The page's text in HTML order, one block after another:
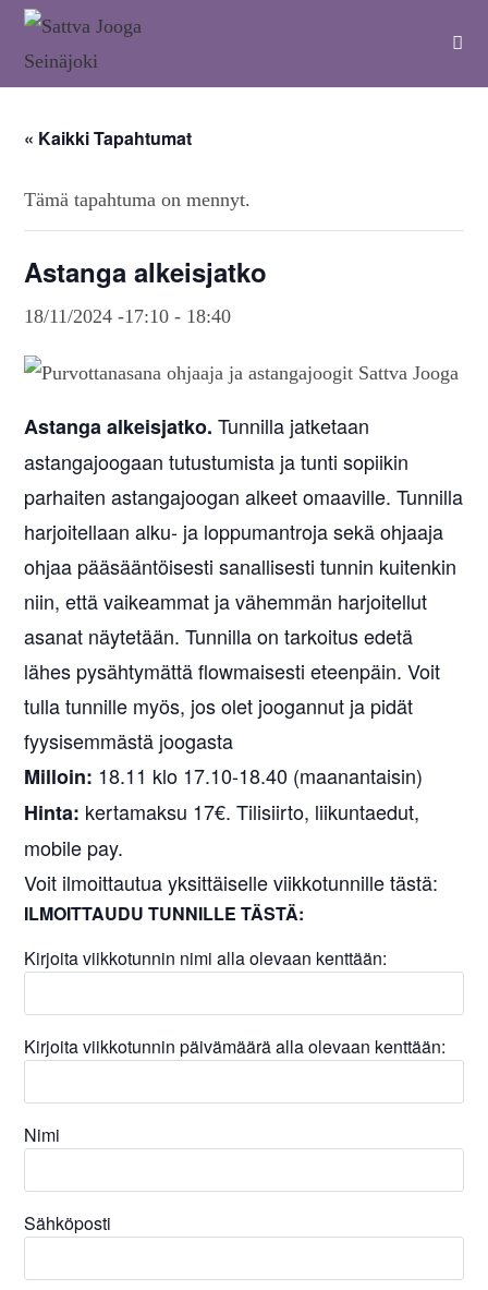
« Kaikki Tapahtumat
Tämä tapahtuma on mennyt.
Astanga alkeisjatko
18/11/2024 -17:10 - 18:40
Astanga alkeisjatko.Tunnilla jatketaan
astangajoogaan tutustumista ja tunti sopiikin
parhaiten astangajoogan alkeet omaaville. Tunnilla
harjoitellaan alku- ja loppumantroja sekä ohjaaja
ohjaa pääsääntöisesti sanallisesti tunnin kuitenkin
niin, että vaikeammat ja vähemmän harjoitellut
asanat näytetään. Tunnilla on tarkoitus edetä
lähes pysähtymättä flowmaisesti eteenpäin. Voit
tulla tunnille myös, jos olet joogannut ja pidät
fyysisemmästä joogasta
Milloin: 18.11 klo 17.10-18.40 (maanantaisin)
Hinta: kertamaksu 17€. Tilisiirto, liikuntaedut,
mobile pay.
Voit ilmoittautua yksittäiselle viikkotunnille tästä:
ILMOITTAUDU TUNNILLE TÄSTÄ:
Kirjoita viikkotunnin nimi alla olevaan kenttään:
Kirjoita viikkotunnin päivämäärä alla olevaan kenttään:
Nimi
Sähköposti